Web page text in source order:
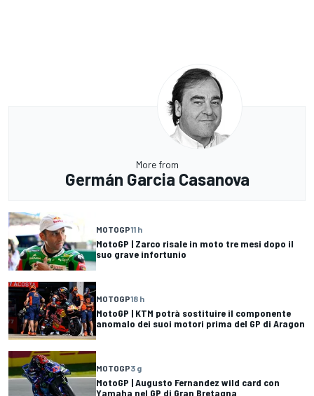
More from
Germán Garcia Casanova
MOTOGP11 h
MotoGP | Zarco risale in moto tre mesi dopo il
suo grave infortunio
MOTOGP18 h
MotoGP | KTM potrà sostituire il componente
anomalo dei suoi motori prima del GP di Aragon
MOTOGP3 g
MotoGP | Augusto Fernandez wild card con
Yamaha nel GP di Gran Bretagna